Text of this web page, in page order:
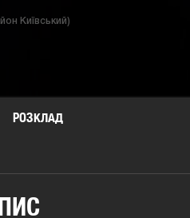
Київський)
РОЗКЛАД